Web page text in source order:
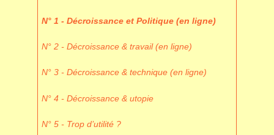
N° 1 - Décroissance et Politique (en ligne)
N° 2 - Décroissance & travail (en ligne)
N° 3 - Décroissance & technique (en ligne)
N° 4 - Décroissance & utopie
N° 5 - Trop d’utilité ?